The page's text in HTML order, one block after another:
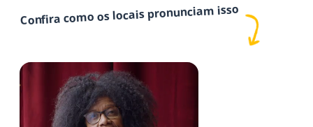
Confira como os locais pronunciam isso